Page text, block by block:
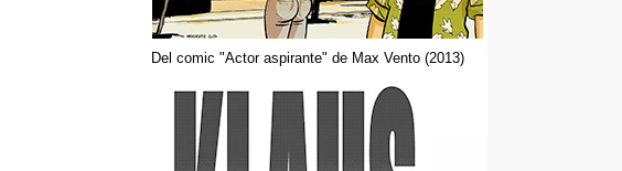
Del comic "Actor aspirante" de Max Vento (2013)